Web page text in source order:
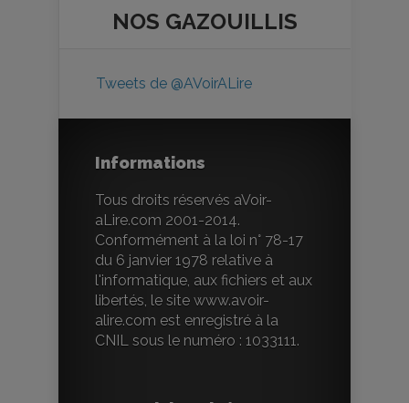
NOS GAZOUILLIS
Tweets de @AVoirALire
Informations
Tous droits réservés aVoir-
aLire.com 2001-2014.
Conformément à la loi n° 78-17
du 6 janvier 1978 relative à
l'informatique, aux fichiers et aux
libertés, le site www.avoir-
alire.com est enregistré à la
CNIL sous le numéro : 1033111.